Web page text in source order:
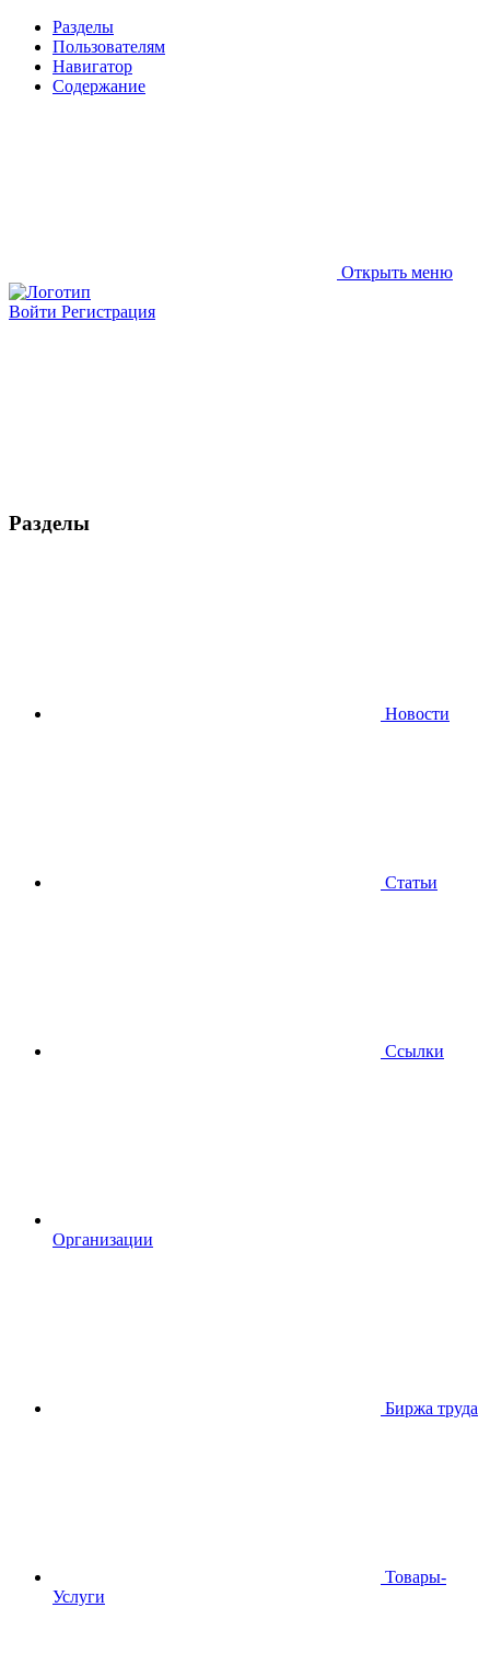
Разделы
Пользователям
Навигатор
Содержание
Открыть меню
Войти Регистрация
Разделы
Новости
Статьи
Ссылки
Организации
Биржа труда
Товары-
Услуги